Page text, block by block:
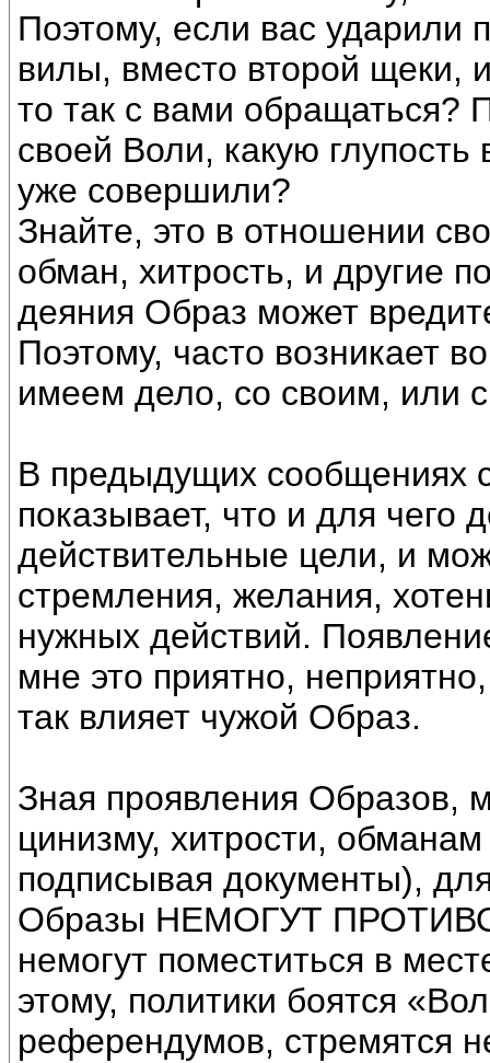
Поэтому, если вас ударили
вилы, вместо второй щеки,
то так с вами обращаться?
своей Воли, какую
уже совершили?
Знайте, это в отношении
обман, хитрость, и другие
деяния Образ может
Поэтому, часто возникает
имеем дело, со своим, или
В предыдущих сообщениях
показывает, что и для чего
действительные цели, и
стремления, желания,
нужных действий.
мне это приятно,
так влияет чужой Образ.
Зная проявления Образов,
цинизму, хитрости,
подписывая документы),
Образы НЕМОГУТ
немогут поместиться в
этому, политики боятся
референдумов, стремятся